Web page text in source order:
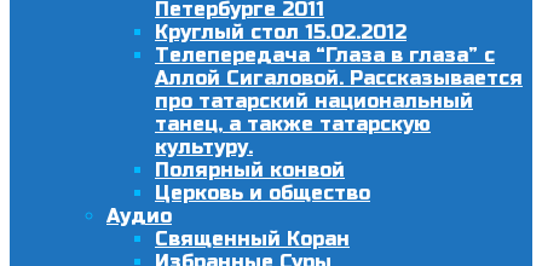
Петербурге 2011
Круглый стол 15.02.2012
Телепередача “Глаза в глаза” с
Аллой Сигаловой. Рассказывается
про татарский национальный
танец, а также татарскую
культуру.
Полярный конвой
Церковь и общество
Аудио
Священный Коран